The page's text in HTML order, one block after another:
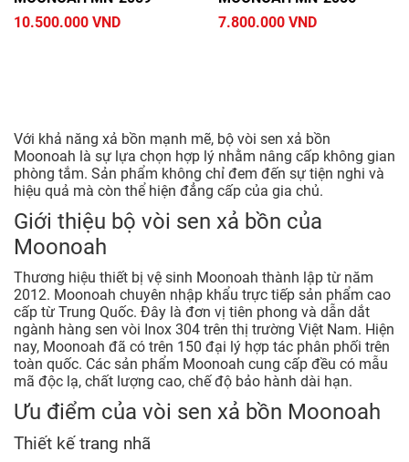
10.500.000 VND
7.800.000 VND
Với khả năng xả bồn mạnh mẽ, bộ vòi sen xả bồn
Moonoah là sự lựa chọn hợp lý nhằm nâng cấp không gian
phòng tắm. Sản phẩm không chỉ đem đến sự tiện nghi và
hiệu quả mà còn thể hiện đẳng cấp của gia chủ.
Giới thiệu bộ vòi sen xả bồn của
Moonoah
Thương hiệu thiết bị vệ sinh Moonoah thành lập từ năm
2012. Moonoah chuyên nhập khẩu trực tiếp sản phẩm cao
cấp từ Trung Quốc. Đây là đơn vị tiên phong và dẫn dắt
ngành hàng sen vòi Inox 304 trên thị trường Việt Nam. Hiện
nay, Moonoah đã có trên 150 đại lý hợp tác phân phối trên
toàn quốc. Các sản phẩm Moonoah cung cấp đều có mẫu
mã độc lạ, chất lượng cao, chế độ bảo hành dài hạn.
Ưu điểm của vòi sen xả bồn Moonoah
Thiết kế trang nhã